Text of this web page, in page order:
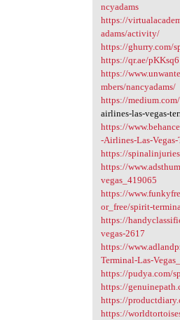
ncyadams
https://
adams/activity/
https://ghurry.com/
https://qr.ae/pKKsq6
https://
mbers/nancyadams/
https://medium.com/
airlines-las-vegas-
https://
-Airlines-Las-Vegas-
https://
https://
vegas_419065
https://
or_free/spirit-
https://
vegas-2617
https://
Terminal-Las-
https://pudya.com/
https://
https://
https://